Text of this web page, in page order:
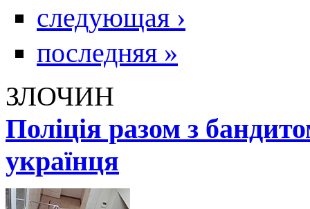
следующая ›
последняя »
ЗЛОЧИН
Поліція разом з
українця